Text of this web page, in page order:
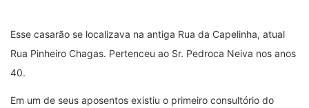
Esse casarão se localizava na antiga Rua da Capelinha, atual
Rua Pinheiro Chagas. Pertenceu ao Sr. Pedroca Neiva nos anos
40.
Em um de seus aposentos existiu o primeiro consultório do